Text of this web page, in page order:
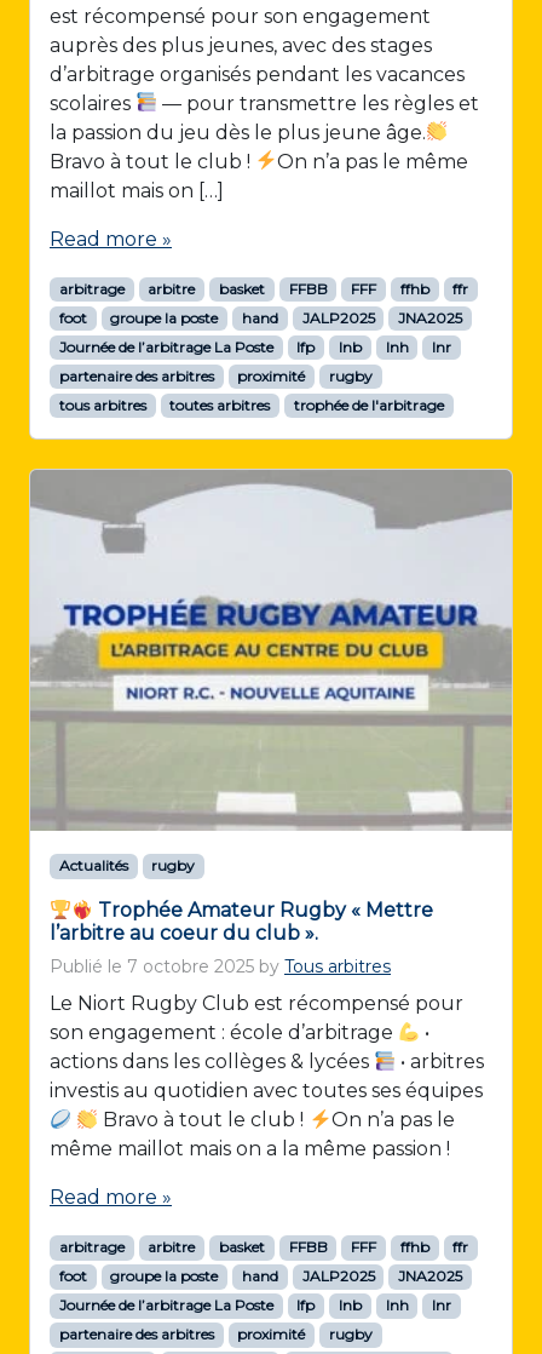
est récompensé pour son engagement
auprès des plus jeunes, avec des stages
d’arbitrage organisés pendant les vacances
scolaires
— pour transmettre les règles et
la passion du jeu dès le plus jeune âge.
Bravo à tout le club !
On n’a pas le même
maillot mais on […]
Read more »
arbitrage arbitre basket FFBB FFF ffhb
ffr
foot
groupe la poste hand JALP2025
JNA2025
Journée de l’arbitrage La Poste
lfp lnb lnh
lnr
partenaire des arbitres
proximité
rugby
tous arbitres
toutes arbitres trophée de l'arbitrage
Actualités rugby
Trophée Amateur Rugby « Mettre
l’arbitre au coeur du club ».
Publié le 7 octobre 2025 by Tous arbitres
Le Niort Rugby Club est récompensé pour
son engagement : école d’arbitrage
•
actions dans les collèges & lycées
• arbitres
investis au quotidien avec toutes ses équipes
Bravo à tout le club !
On n’a pas le
même maillot mais on a la même passion !
Read more »
arbitrage arbitre basket FFBB FFF ffhb
ffr
foot
groupe la poste hand JALP2025
JNA2025
Journée de l’arbitrage La Poste
lfp lnb lnh
lnr
partenaire des arbitres
proximité rugby